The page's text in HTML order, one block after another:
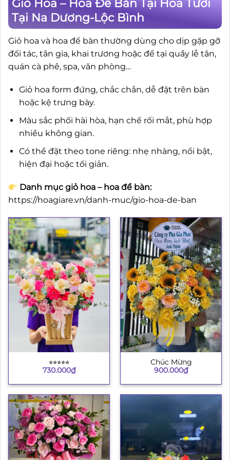
Giỏ Hoa – Hoa Để Bàn Tại Hoa Tươi
Tại Na Dương-Lộc Bình
Giỏ hoa và hoa để bàn thường dùng cho dịp gặp gỡ
đối tác, tân gia, khai trương hoặc để tại quầy lễ tân,
quán cà phê, spa, văn phòng…
Giỏ hoa form đứng, chắc chắn, dễ đặt trên bàn
hoặc kệ trưng bày.
Màu sắc phối hài hòa, hạn chế rối mắt, phù hợp
nhiều không gian.
Có thể đặt theo tone riêng: nhẹ nhàng, nổi bật,
hiện đại hoặc tối giản.
Danh mục giỏ hoa – hoa để bàn:
https://hoagiare.vn/danh-muc/gio-hoa-de-ban
⭐︎⭐︎⭐︎⭐︎⭐︎
730.000₫
Chúc Mừng
900.000₫